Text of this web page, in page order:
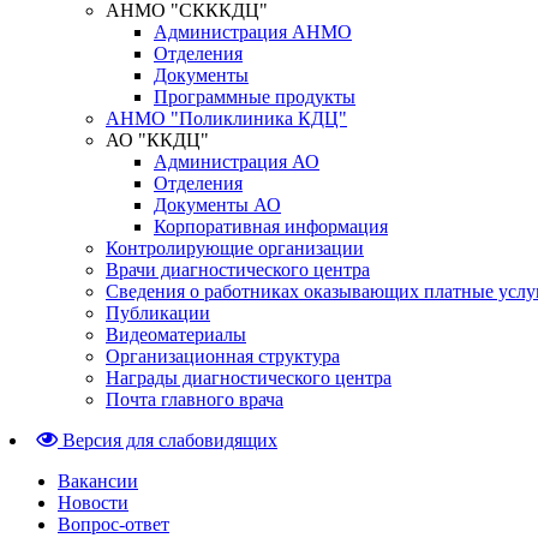
АНМО "СКККДЦ"
Администрация АНМО
Отделения
Документы
Программные продукты
АНМО "Поликлиника КДЦ"
АО "ККДЦ"
Администрация АО
Отделения
Документы АО
Корпоративная информация
Контролирующие организации
Врачи диагностического центра
Сведения о работниках оказывающих платные
Публикации
Видеоматериалы
Организационная структура
Награды диагностического центра
Почта главного врача
Версия для слабовидящих
Вакансии
Новости
Вопрос-ответ